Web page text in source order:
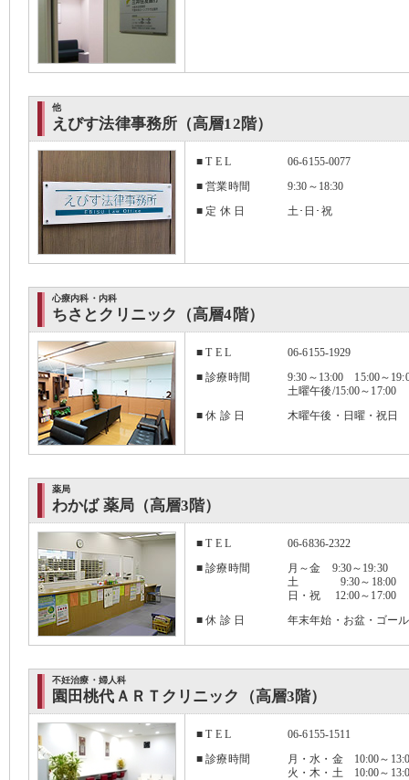
他
えびす法律事務所（高層12階）
■ T E L
06-6155-0077
■ 営業時間
9:30～18:30
■ 定 休 日
土･日･祝
心療内科・内科
ちさとクリニック（高層4階）
■ T E L
06-6155-1929
■ 診療時間
9:30～13:00 15:00～
土曜午後/15:00～17:00
■ 休 診 日
木曜午後・日曜・祝日
薬局
わかば 薬局（高層3階）
■ T E L
06-6836-2322
■ 診療時間
月～金 9:30～19:30
土 9:30～18:00
日・祝 12:00～17:00
■ 休 診 日
年末年始・お盆・ゴー
不妊治療・婦人科
園田桃代ＡＲＴクリニック（高層3階）
■ T E L
06-6155-1511
■ 診療時間
月・水・金 10:00～
火・木・土 10:00～